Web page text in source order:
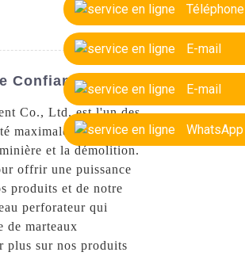
Téléphone
E-mail
E-mail
WhatsApp
Confiance
Co., Ltd. est l'un des
maximales. Nos
et la démolition.
offrir une puissance
produits et de notre
perforateur qui
de marteaux
plus sur nos produits